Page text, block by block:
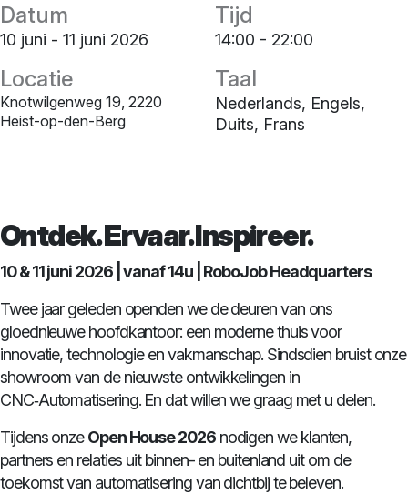
Datum
10 juni - 11 juni 2026
Tijd
14:00 - 22:00
Locatie
Knotwilgenweg 19, 2220
Heist-op-den-Berg
Taal
Nederlands, Engels,
Duits, Frans
Ontdek. Ervaar. Inspireer.
10 & 11 juni 2026 | vanaf 14u | RoboJob Headquarters
Twee jaar geleden openden we de deuren van ons
gloednieuwe hoofdkantoor: een moderne thuis voor
innovatie, technologie en vakmanschap. Sindsdien bruist onze
showroom van de nieuwste ontwikkelingen in
CNC‑Automatisering. En dat willen we graag met u delen.
Tijdens onzeOpen House 2026nodigen we klanten,
partners en relaties uit binnen- en buitenland uit om de
toekomst van automatisering van dichtbij te beleven.